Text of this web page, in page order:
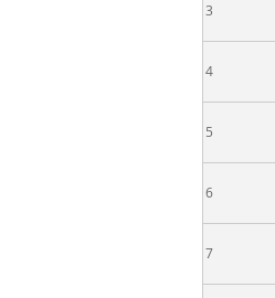
3
4
5
6
7